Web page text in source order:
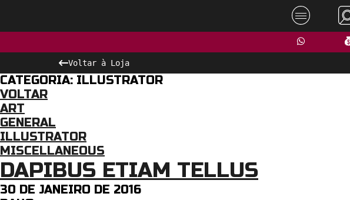
Voltar à Loja
CATEGORIA: ILLUSTRATOR
VOLTAR
ART
GENERAL
ILLUSTRATOR
MISCELLANEOUS
DAPIBUS ETIAM TELLUS
30 DE JANEIRO DE 2016